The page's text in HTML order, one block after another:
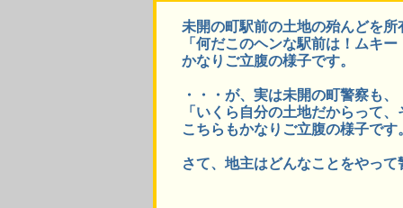
未開の町駅前の土地の殆んどを所
「何だこのヘンな駅前は！ムキ
かなりご立腹の様子です。
・・・が、実は未開の町警察も、
「いくら自分の土地だからって
こちらもかなりご立腹の様子です
さて、地主はどんなことをやっ